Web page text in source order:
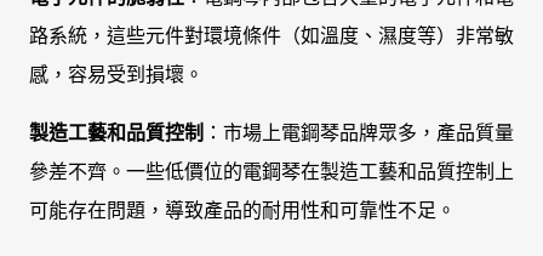
路系統，這些元件對環境條件（如溫度、濕度等）非常敏
感，容易受到損壞。
製造工藝和品質控制 ：市場上電鋼琴品牌眾多，產品質量
參差不齊。一些低價位的電鋼琴在製造工藝和品質控制上
可能存在問題，導致產品的耐用性和可靠性不足。